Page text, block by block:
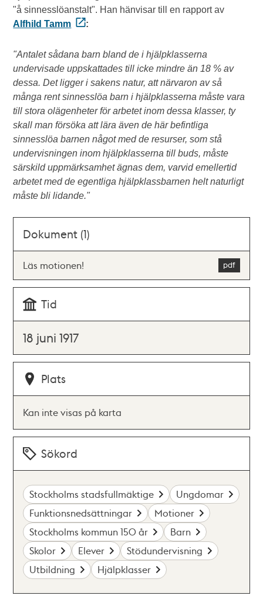
"å sinnesslöanstalt". Han hänvisar till en rapport av
Alfhild Tamm
:
"Antalet sådana barn bland de i hjälpklasserna
undervisade uppskattades till icke mindre än 18 % av
dessa. Det ligger i sakens natur, att närvaron av så
många rent sinnesslöa barn i hjälpklasserna måste vara
till stora olägenheter för arbetet inom dessa klasser, ty
skall man försöka att lära även de här befintliga
sinnesslöa barnen något med de resurser, som stå
undervisningen inom hjälpklasserna till buds, måste
särskild uppmärksamhet ägnas dem, varvid emellertid
arbetet med de egentliga hjälpklassbarnen helt naturligt
måste bli lidande."
Dokument (1)
Läs motionen!
Tid
18 juni 1917
Plats
Kan inte visas på karta
Sökord
Stockholms stadsfullmäktige
Ungdomar
Funktionsnedsättningar
Motioner
Stockholms kommun 150 år
Barn
Skolor
Elever
Stödundervisning
Utbildning
Hjälpklasser